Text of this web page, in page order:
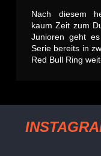
Nach diesem
kaum Zeit zum
Junioren geht
Serie bereits in
Red Bull Ring